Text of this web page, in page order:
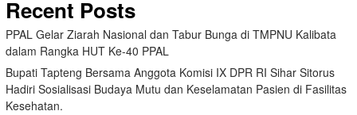
Recent Posts
PPAL Gelar Ziarah Nasional dan Tabur Bunga di TMPNU Kalibata
dalam Rangka HUT Ke-40 PPAL
Bupati Tapteng Bersama Anggota Komisi IX DPR RI Sihar Sitorus
Hadiri Sosialisasi Budaya Mutu dan Keselamatan Pasien di Fasilitas
Kesehatan.